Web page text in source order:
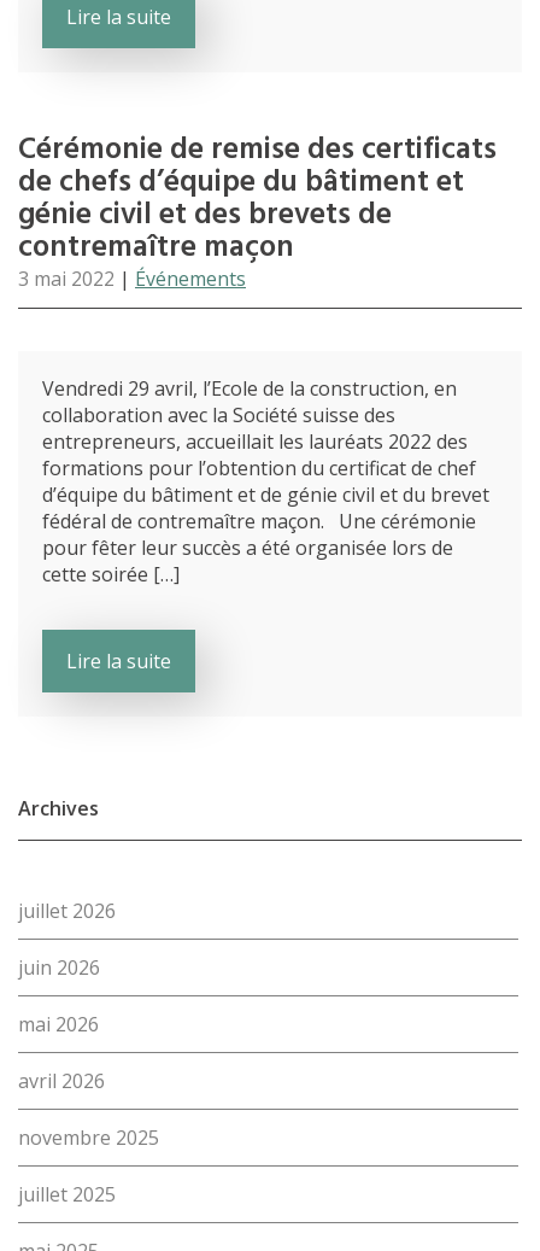
Archives
juillet 2026
juin 2026
mai 2026
avril 2026
novembre 2025
juillet 2025
Lire la suite
Cérémonie de remise des certificats
de chefs d’équipe du bâtiment et
génie civil et des brevets de
contremaître maçon
3 mai 2022 | Événements
Vendredi 29 avril, l’Ecole de la construction, en
collaboration avec la Société suisse des
entrepreneurs, accueillait les lauréats 2022 des
formations pour l’obtention du certificat de chef
d’équipe du bâtiment et de génie civil et du brevet
fédéral de contremaître maçon. Une cérémonie
pour fêter leur succès a été organisée lors de
cette soirée […]
Lire la suite